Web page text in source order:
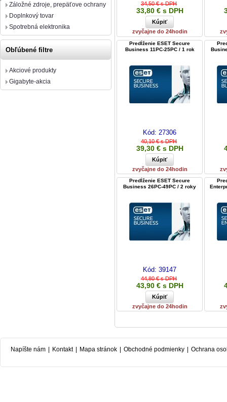
Záložné zdroje, prepäťove ochrany
Doplnkový tovar
Spotrebná elektronika
Obľúbené filtre
Akciové produkty
Gigabyte-akcia
34,50 € s DPH
33,80 € s DPH
zvyčajne do 24hodin
Predĺženie ESET Secure
Business 11PC-25PC / 1 rok
Kód: 27306
40,10 € s DPH
39,30 € s DPH
zvyčajne do 24hodin
Predĺženie ESET Secure
Business 26PC-49PC / 2 roky
Kód: 39147
44,80 € s DPH
43,90 € s DPH
zvyčajne do 24hodin
Napíšte nám Kontakt Mapa stránok Obchodné podmienky Ochrana